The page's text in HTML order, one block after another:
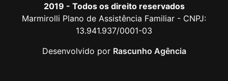
2019 - Todos os direito reservados
Marmirolli Plano de Assistência Familiar - CNPJ:
13.941.937/0001-03
Desenvolvido por Rascunho Agência